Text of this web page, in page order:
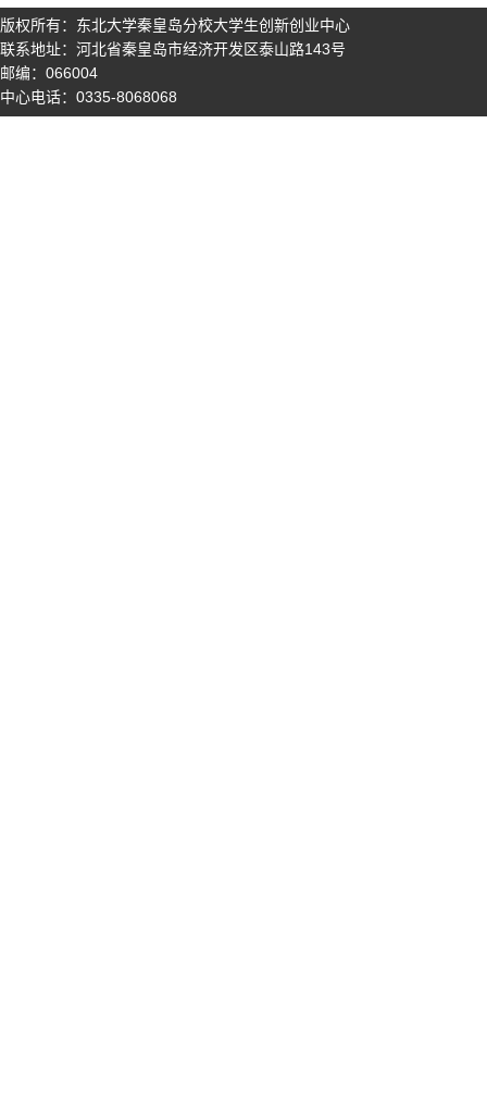
版权所有：东北大学秦皇岛分校大学生创新创业中心
联系地址：河北省秦皇岛市经济开发区泰山路143号
邮编：066004
中心电话：0335-8068068